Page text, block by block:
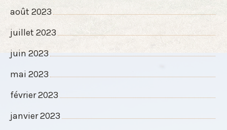
août 2023
juillet 2023
juin 2023
mai 2023
février 2023
janvier 2023